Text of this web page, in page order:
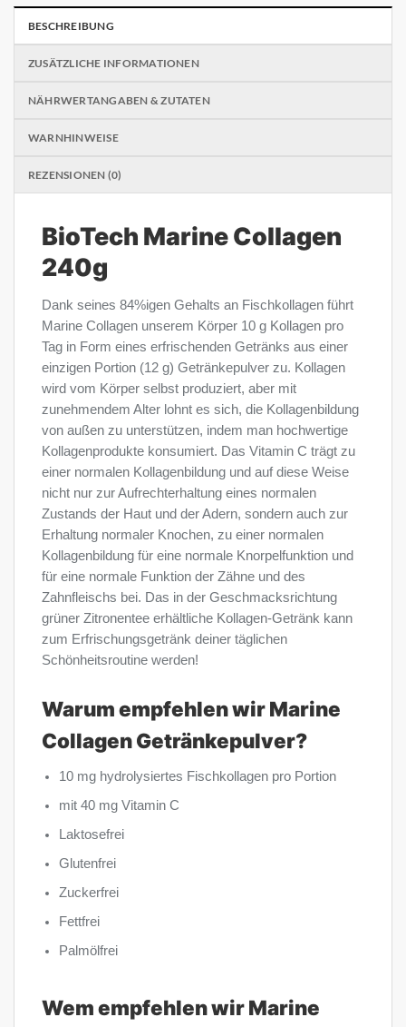
BESCHREIBUNG
ZUSÄTZLICHE INFORMATIONEN
NÄHRWERTANGABEN & ZUTATEN
WARNHINWEISE
REZENSIONEN (0)
BioTech Marine Collagen
240g
Dank seines 84%igen Gehalts an Fischkollagen führt
Marine Collagen unserem Körper 10 g Kollagen pro
Tag in Form eines erfrischenden Getränks aus einer
einzigen Portion (12 g) Getränkepulver zu. Kollagen
wird vom Körper selbst produziert, aber mit
zunehmendem Alter lohnt es sich, die Kollagenbildung
von außen zu unterstützen, indem man hochwertige
Kollagenprodukte konsumiert. Das Vitamin C trägt zu
einer normalen Kollagenbildung und auf diese Weise
nicht nur zur Aufrechterhaltung eines normalen
Zustands der Haut und der Adern, sondern auch zur
Erhaltung normaler Knochen, zu einer normalen
Kollagenbildung für eine normale Knorpelfunktion und
für eine normale Funktion der Zähne und des
Zahnfleischs bei. Das in der Geschmacksrichtung
grüner Zitronentee erhältliche Kollagen-Getränk kann
zum Erfrischungsgetränk deiner täglichen
Schönheitsroutine werden!
Warum empfehlen wir Marine
Collagen Getränkepulver?
10 mg hydrolysiertes Fischkollagen pro Portion
mit 40 mg Vitamin C
Laktosefrei
Glutenfrei
Zuckerfrei
Fettfrei
Palmölfrei
Wem empfehlen wir Marine